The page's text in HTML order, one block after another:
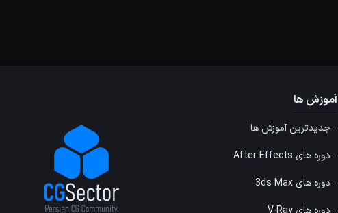
آموزش ها
جدیدترین آموزش ها
دوره های After Effects
دوره های 3ds Max